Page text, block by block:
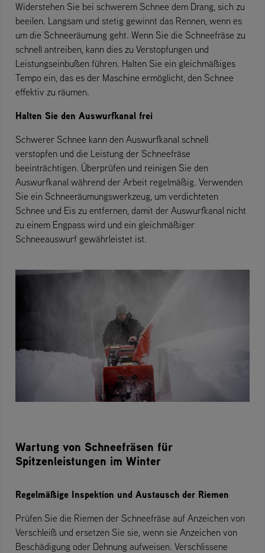
Widerstehen Sie bei schwerem Schnee dem Drang, sich zu
beeilen. Langsam und stetig gewinnt das Rennen, wenn es
um die Schneeräumung geht. Wenn Sie die Schneefräse zu
schnell antreiben, kann dies zu Verstopfungen und
Leistungseinbußen führen. Halten Sie ein gleichmäßiges
Tempo ein, das es der Maschine ermöglicht, den Schnee
effektiv zu räumen.
Halten Sie den Auswurfkanal frei
Schwerer Schnee kann den Auswurfkanal schnell
verstopfen und die Leistung der Schneefräse
beeinträchtigen. Überprüfen und reinigen Sie den
Auswurfkanal während der Arbeit regelmäßig. Verwenden
Sie ein Schneeräumungswerkzeug, um verdichteten
Schnee und Eis zu entfernen, damit der Auswurfkanal nicht
zu einem Engpass wird und ein gleichmäßiger
Schneeauswurf gewährleistet ist.
Wartung von Schneefräsen für
Spitzenleistungen im Winter
Regelmäßige Inspektion und Austausch der Riemen
Prüfen Sie die Riemen der Schneefräse auf Anzeichen von
Verschleiß und ersetzen Sie sie, wenn sie Anzeichen von
Beschädigung oder Dehnung aufweisen. Verschlissene